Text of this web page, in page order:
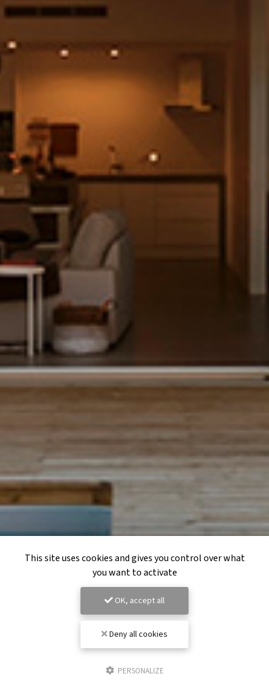
This site uses cookies and gives you control over what
you want to activate
OK, accept all
Deny all cookies
PERSONALIZE